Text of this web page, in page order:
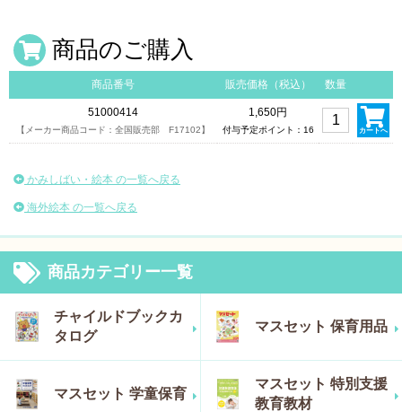
商品のご購入
商品番号 販売価格（税込） 数量
51000414
【メーカー商品コード：全国販売部 F17102】
1,650円
付与予定ポイント：16 カートへ
かみしばい・絵本 の一覧へ戻る
海外絵本 の一覧へ戻る
商品カテゴリー一覧
チャイルドブックカ
タログ
マスセット 保育用品
マスセット 学童保育
マスセット 特別支援
教育教材